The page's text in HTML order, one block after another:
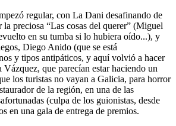
regular, con La Dani desafinando de
preciosa “Las cosas del querer” (Miguel
en su tumba si lo hubiera oído...), y
Diego Anido (que se está
y tipos antipáticos, y aquí volvió a hacer
que parecían estar haciendo un
los turistas no vayan a Galicia, para horror
de la región, en una de las
(culpa de los guionistas, desde
en una gala de entrega de premios.